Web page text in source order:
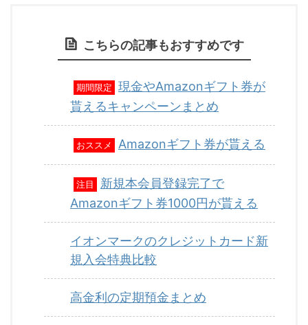
こちらの記事もおすすめです
期間限定
現金やAmazonギフト券が
貰えるキャンペーンまとめ
おススメ Amazonギフト券が貰える
注目
新規本会員登録完了で
Amazonギフト券1000円が貰える
イオンマークのクレジットカード新
規入会特典比較
高金利の定期預金まとめ